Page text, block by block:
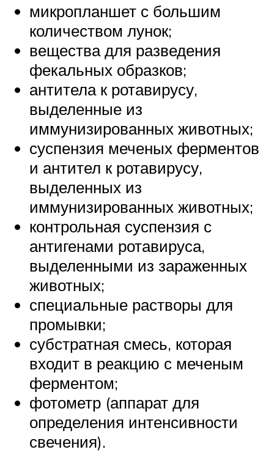
микропланшет с большим
количеством лунок;
вещества для разведения
фекальных образков;
антитела к ротавирусу,
выделенные из
иммунизированных животных;
суспензия меченых ферментов
и антител к ротавирусу,
выделенных из
иммунизированных животных;
контрольная суспензия с
антигенами ротавируса,
выделенными из зараженных
животных;
специальные растворы для
промывки;
субстратная смесь, которая
входит в реакцию с меченым
ферментом;
фотометр (аппарат для
определения интенсивности
свечения).